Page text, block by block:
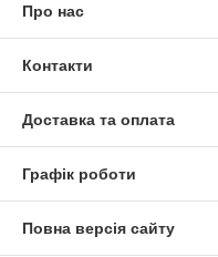
Про нас
Контакти
Доставка та оплата
Графік роботи
Повна версія сайту